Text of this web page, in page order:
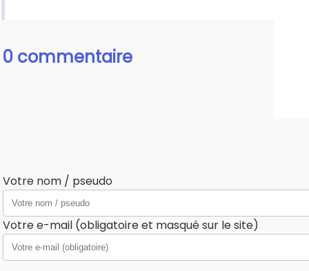
0 commentaire
Votre nom / pseudo
Votre e-mail (obligatoire et masqué sur le site)